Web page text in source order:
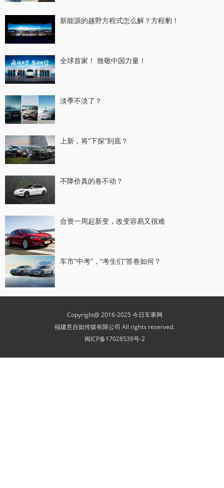
新能源的越野方程式怎么解？方程豹！
全球首家！ 致敬中国力量！
淡季不淡了？
上新，将“下探”到底？
不降价真的卷不动？
合资一周起新变，改变容易又很难
车市“中考”，“考生们”答卷如何？
Copyright@ 2016-2025 今日车事网
福建意自如传媒有限公司 All rights reserved.
闽ICP备17028539号-2